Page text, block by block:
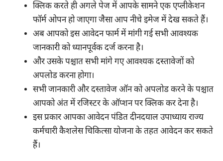
क्लिक करते ही अगले पेज में आपके सामने एक एप्लीकेशन
फॉर्म ओपन हो जाएगा जैसा आप नीचे इमेज में देख सकते हैं।
अब आपको इस आवेदन फार्म में मांगी गई सभी आवश्यक
जानकारी को ध्यानपूर्वक दर्ज करना है।
और उसके पश्चात सभी मांगे गए आवश्यक दस्तावेजों को
अपलोड करना होगा।
सभी जानकारी और दस्तावेज ऑन को अपलोड करने के पश्चात
आपको अंत में रजिस्टर के ऑप्शन पर क्लिक कर देना है।
इस प्रकार आपका आवेदन पंडित दीनदयाल उपाध्याय राज्य
कर्मचारी कैशलेस चिकित्सा योजना के तहत आवेदन कर सकते
हैं।